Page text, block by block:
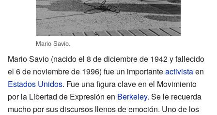
Mario Savio.
Mario Savio (nacido el 8 de diciembre de 1942 y fallecido
el 6 de noviembre de 1996) fue un importanteactivistaen
Estados Unidos. Fue una figura clave en el Movimiento
por la Libertad de Expresión en Berkeley. Se le recuerda
mucho por sus discursos llenos de emoción. Uno de los